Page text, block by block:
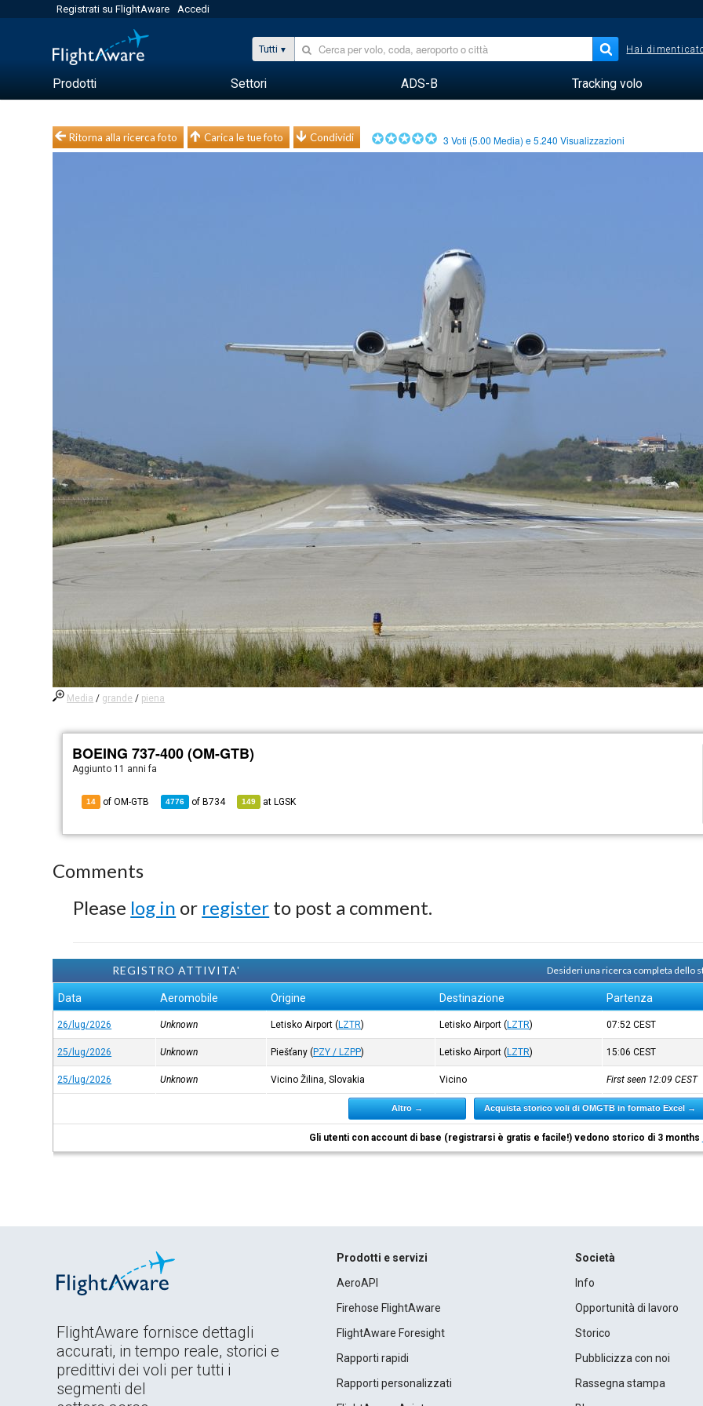
Registrati su FlightAware Accedi
Tutti Hai
Prodotti Settori ADS-B Tracking volo
Ritorna alla ricerca foto Carica le tue foto Condividi 3 Voti (5.00 Media) e5.240 Visualizzazioni
Media / grande / piena
BOEING 737-400 (OM-GTB)
Aggiunto 11 anni fa
14 of OM-GTB 4776 of B734 149 at LGSK
Comments
Please log in or register to post a comment.
REGISTRO ATTIVITA' Desideri una ricerca completa dello
Data Aeromobile Origine Destinazione Partenza
26/lug/2026 Unknown Letisko Airport (LZTR) Letisko Airport (LZTR) 07:52CEST
25/lug/2026 Unknown Piešťany (PZY / LZPP) Letisko Airport (LZTR) 15:06CEST
25/lug/2026 Unknown Vicino Žilina, Slovakia Vicino First seen 12:09CEST
Altro → Acquista storico voli di OMGTB in formato Excel →
Gli utenti con account di base (registrarsi è gratis e facile!) vedono storico di 3 months
FlightAware fornisce dettagli
accurati, in tempo reale, storici e
predittivi dei voli per tutti i
segmenti del
Prodotti e servizi
AeroAPI
Firehose FlightAware
FlightAware Foresight
Rapporti rapidi
Rapporti personalizzati
Società
Info
Opportunità di lavoro
Storico
Pubblicizza con noi
Rassegna stampa